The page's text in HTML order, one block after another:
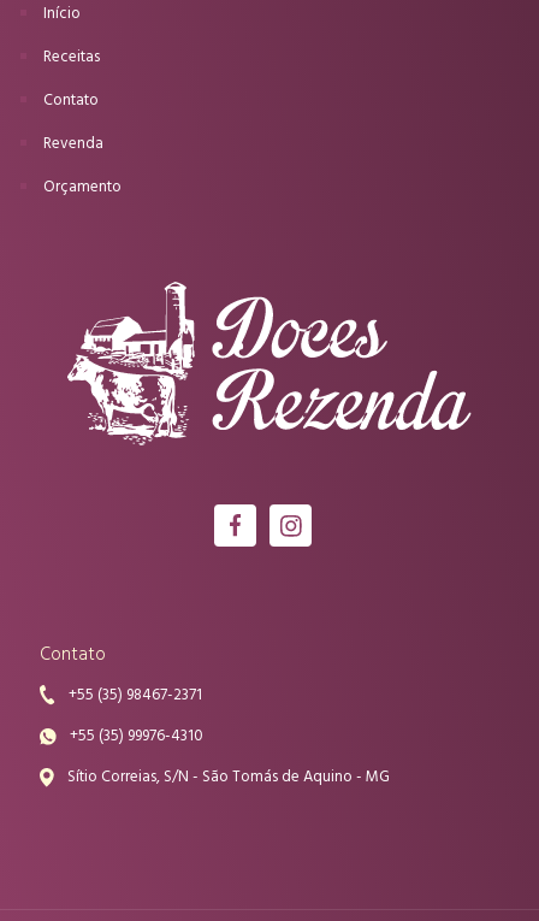
Início
Receitas
Contato
Revenda
Orçamento
Contato
+55 (35) 98467-2371
+55 (35) 99976-4310
Sítio Correias, S/N - São Tomás de Aquino - MG